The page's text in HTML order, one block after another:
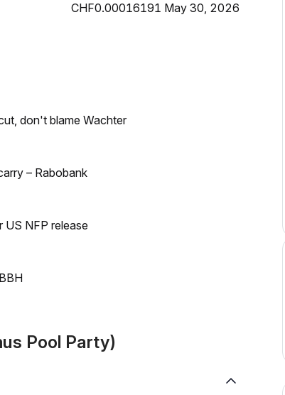
CHF0.00016191 May 30, 2026
don't blame Wachter
– Rabobank
US NFP release
Pool Party)